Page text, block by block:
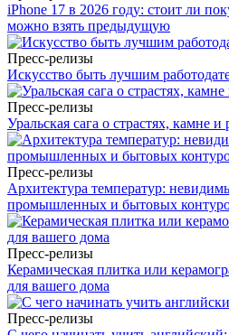
iPhone 17 в 2026 году: стоит ли
можно взять предыдущую
Пресс-релизы
Искусство быть лучшим
Пресс-релизы
Уральская сага о страстях, камне
Пресс-релизы
Архитектура температур:
промышленных и бытовых
Пресс-релизы
Керамическая плитка или
для вашего дома
Пресс-релизы